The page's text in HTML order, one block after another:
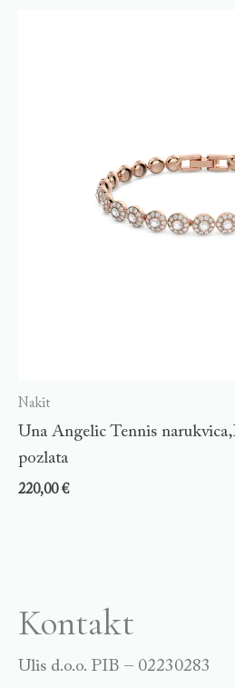
Nakit
Una Angelic Tennis
pozlata
220,00€
Kontakt
Ulis d.o.o. PIB – 02230283